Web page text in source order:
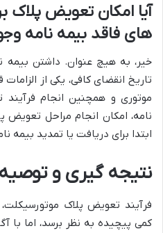
آیا امکان تعویض پلاک
های فاقد بیمه نامه
خیر، به هیچ عنوان. داشتن
تاریخ انقضای کافی، یکی از
موتوری و همچنین انجام
نامه، امکان انجام مراحل
ابتدا برای دریافت یا تمدید بیمه
نتیجه گیری و
فرآیند تعویض پلاک
کمی پیچیده به نظر برسد، اما با